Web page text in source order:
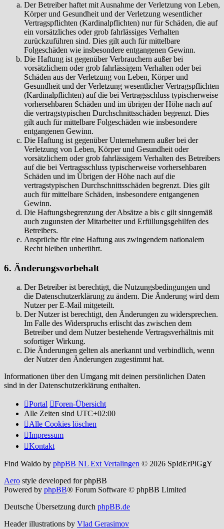
Der Betreiber haftet mit Ausnahme der Verletzung von Leben,
Körper und Gesundheit und der Verletzung wesentlicher
Vertragspflichten (Kardinalpflichten) nur für Schäden, die auf
ein vorsätzliches oder grob fahrlässiges Verhalten
zurückzuführen sind. Dies gilt auch für mittelbare
Folgeschäden wie insbesondere entgangenen Gewinn.
Die Haftung ist gegenüber Verbrauchern außer bei
vorsätzlichem oder grob fahrlässigem Verhalten oder bei
Schäden aus der Verletzung von Leben, Körper und
Gesundheit und der Verletzung wesentlicher Vertragspflichten
(Kardinalpflichten) auf die bei Vertragsschluss typischerweise
vorhersehbaren Schäden und im übrigen der Höhe nach auf
die vertragstypischen Durchschnittsschäden begrenzt. Dies
gilt auch für mittelbare Folgeschäden wie insbesondere
entgangenen Gewinn.
Die Haftung ist gegenüber Unternehmern außer bei der
Verletzung von Leben, Körper und Gesundheit oder
vorsätzlichem oder grob fahrlässigem Verhalten des Betreibers
auf die bei Vertragsschluss typischerweise vorhersehbaren
Schäden und im Übrigen der Höhe nach auf die
vertragstypischen Durchschnittsschäden begrenzt. Dies gilt
auch für mittelbare Schäden, insbesondere entgangenen
Gewinn.
Die Haftungsbegrenzung der Absätze a bis c gilt sinngemäß
auch zugunsten der Mitarbeiter und Erfüllungsgehilfen des
Betreibers.
Ansprüche für eine Haftung aus zwingendem nationalem
Recht bleiben unberührt.
6. Änderungsvorbehalt
Der Betreiber ist berechtigt, die Nutzungsbedingungen und
die Datenschutzerklärung zu ändern. Die Änderung wird dem
Nutzer per E-Mail mitgeteilt.
Der Nutzer ist berechtigt, den Änderungen zu widersprechen.
Im Falle des Widerspruchs erlischt das zwischen dem
Betreiber und dem Nutzer bestehende Vertragsverhältnis mit
sofortiger Wirkung.
Die Änderungen gelten als anerkannt und verbindlich, wenn
der Nutzer den Änderungen zugestimmt hat.
Informationen über den Umgang mit deinen persönlichen Daten
sind in der Datenschutzerklärung enthalten.
Portal
Foren-Übersicht
Alle Zeiten sind UTC+02:00
Alle Cookies löschen
Impressum
Kontakt
Find Waldo by phpBB NL Ext Vertalingen © 2026 SpIdErPiGgY
Aero style developed for phpBB
Powered by phpBB® Forum Software © phpBB Limited
Deutsche Übersetzung durch phpBB.de
Header illustrations by Vlad Gerasimov